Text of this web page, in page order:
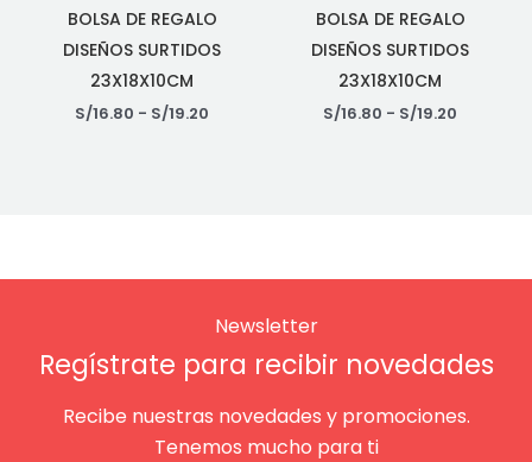
BOLSA DE REGALO
DISEÑOS SURTIDOS
23X18X10CM
S/16.80 - S/19.20
BOLSA DE REGALO
DISEÑOS SURTIDOS
23X18X10CM
S/16.80 - S/19.20
Newsletter
Regístrate para recibir novedades
Recibe nuestras novedades y promociones.
Tenemos mucho para ti